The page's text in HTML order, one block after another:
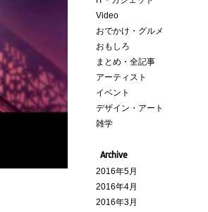
Video
おでかけ・グルメ
おもしろ
まとめ・全記事
アーティスト
イベント
デザイン・アート
雑学
Archive
2016年5月
2016年4月
2016年3月